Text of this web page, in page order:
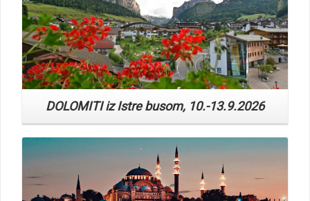
DOLOMITI iz Istre busom, 10.-13.9.2026
Read More